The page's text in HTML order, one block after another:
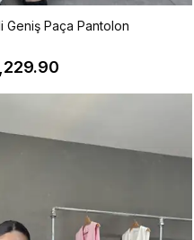
Geniş Paça Pantolon